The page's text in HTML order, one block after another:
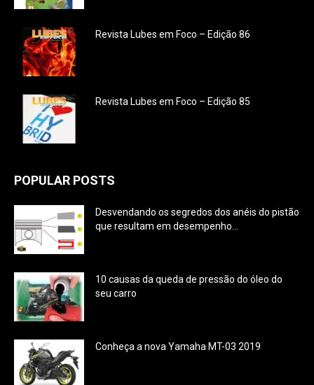
Revista Lubes em Foco – Edição 86
Revista Lubes em Foco – Edição 85
POPULAR POSTS
Desvendando os segredos dos anéis do pistão
que resultam em desempenho...
10 causas da queda de pressão do óleo do
seu carro
Conheça a nova Yamaha MT-03 2019